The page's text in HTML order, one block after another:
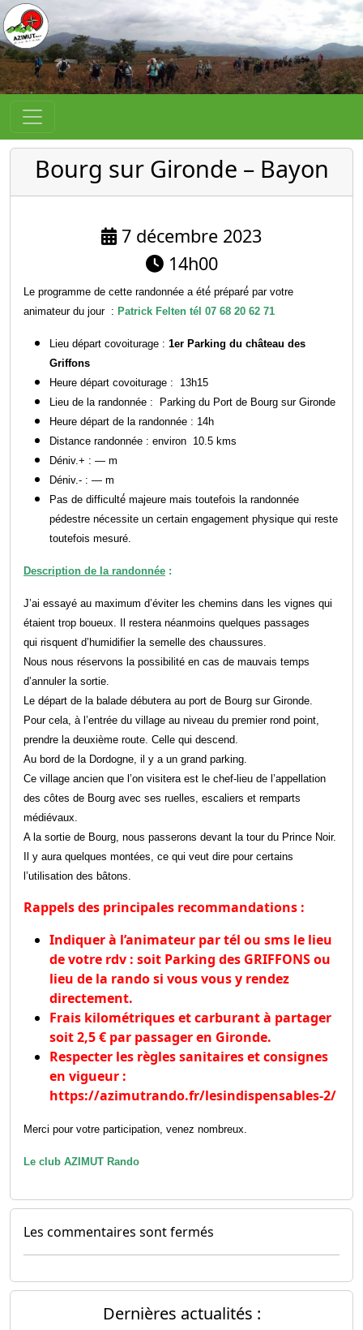
Bourg sur Gironde – Bayon
7 décembre 2023
14h00
Le programme de cette randonnée a été́ préparé́ par votre
animateur du jour : Patrick Felten tél 07 68 20 62 71
Lieu départ covoiturage : 1er Parking du château des
Griffons
Heure départ covoiturage : 13h15
Lieu de la randonnée : Parking du Port de Bourg sur Gironde
Heure départ de la randonnée : 14h
Distance randonnée : environ 10.5 kms
Déniv.+ : — m
Déniv.- : — m
Pas de difficulté́ majeure mais toutefois la randonnée
pédestre nécessite un certain engagement physique qui reste
toutefois mesuré.
Description de la randonnée :
J’ai essayé au maximum d’éviter les chemins dans les vignes qui
étaient trop boueux. Il restera néanmoins quelques passages
qui risquent d’humidifier la semelle des chaussures.
Nous nous réservons la possibilité en cas de mauvais temps
d’annuler la sortie.
Le départ de la balade débutera au port de Bourg sur Gironde.
Pour cela, à l’entrée du village au niveau du premier rond point,
prendre la deuxième route. Celle qui descend.
Au bord de la Dordogne, il y a un grand parking.
Ce village ancien que l’on visitera est le chef-lieu de l’appellation
des côtes de Bourg avec ses ruelles, escaliers et remparts
médiévaux.
A la sortie de Bourg, nous passerons devant la tour du Prince Noir.
Il y aura quelques montées, ce qui veut dire pour certains
l’utilisation des bâtons.
Rappels des principales recommandations :
Indiquer à l’animateur par tél ou sms le lieu
de votre rdv : soit Parking des GRIFFONS ou
lieu de la rando si vous vous y rendez
directement.
Frais kilométriques et carburant à partager
soit 2,5 € par passager en Gironde.
Respecter les règles sanitaires et consignes
en vigueur :
https://azimutrando.fr/lesindispensables-2/
Merci pour votre participation, venez nombreux.
Le club AZIMUT Rando
Les commentaires sont fermés
Dernières actualités :